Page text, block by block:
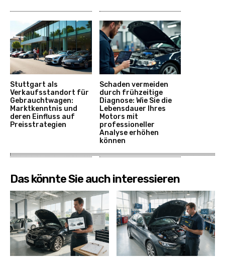
Stuttgart als
Verkaufsstandort für
Gebrauchtwagen:
Marktkenntnis und
deren Einfluss auf
Preisstrategien
Schaden vermeiden
durch frühzeitige
Diagnose: Wie Sie die
Lebensdauer Ihres
Motors mit
professioneller
Analyse erhöhen
können
Das könnte Sie auch interessieren